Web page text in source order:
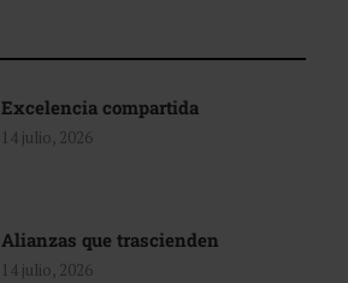
Excelencia compartida
14 julio, 2026
Alianzas que trascienden
14 julio, 2026